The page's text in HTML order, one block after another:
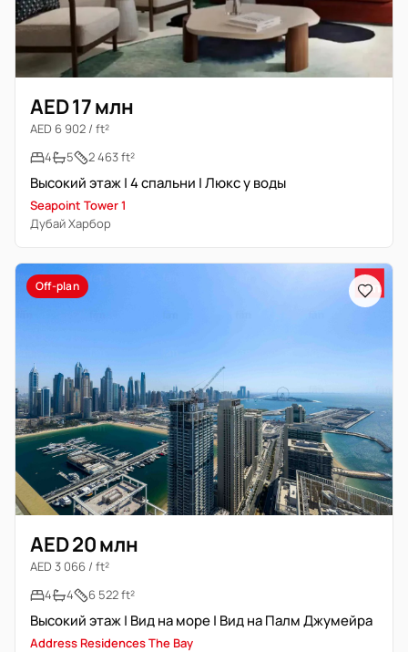
AED 17 млн
AED 6 902 / ft²
4
5 2 463 ft²
Высокий этаж | 4 спальни | Люкс у воды
Seapoint Tower 1
Дубай Харбор
Off-plan
AED 20 млн
AED 3 066 / ft²
4
4 6 522 ft²
Высокий этаж | Вид на море | Вид на Палм Джумейра
Address Residences The Bay